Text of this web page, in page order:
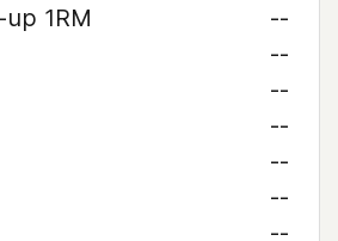
1RM
--
--
--
--
--
--
--